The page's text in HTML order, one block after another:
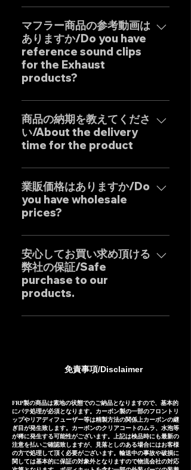
弊社ワンオフマフラーブラン
ド"GOAT STRADA"は究極のサウ
ンドをモットーとしたエキゾース
トシステムです。 日本人の"もの
づくり"の感覚と自社工場専属日本
人デザイナーによる妥協のない設
コストパフォーマンスを実現した
商品となります。 Our custom
one-off muffler brand "GOAT
STRADA" is an exhaust system
with the motto of achieving the
ultimate sound. It is a product
that combines the Japanese
"monozukuri" (craftsmanship)
design by our dedicated in-
house Japanese designers,
ensuring high precision and
outstanding cost
performance.
マフラー商品の参考動画は
ありますか/Do you have
reference sound clips
for the Exhaust
products?
はい、弊社のマフラーは国内のお
客様はもとより世界中のお客様に
広くご販売しておりますので動画
に関しましては個別的にお問い合
only to domestic customers
but to customers around the
world. For sound clips, please
feel free to contact us
individually.
商品の納期を教えてくださ
い/About the delivery
time for the product
弊社のマフラーはお客様のご要望
に最大限応えるべく完全にテーラ
ーメイドの受注生産となりますの
で、一部の商品を除き通常の納期
りますので発送地域により前後致
します。 ・ステンレス製マフラ
ー：25-30日前後 ・チタン製マフ
ラー：35-40日前後 Our Exhaust
are basically tailor-made to
times are as follows. *The
guide including domestic
delivery days in japan, and may
vary depending on the
shipping country. Stainless
steel Exhaust system:
業販価格はありますか/Do
you have wholesale
prices?
業販価格ほぼ全ての商品に設定し
ておりますのでお気軽にご相談く
ださいませ。 Wholesale prices
are set for almost all products,
so please feel free to inquire.
安心してお買い求め頂ける
弊社の保証/Safe
purchase to our
products.
弊社のマフラーは国内外のお客様
密に製作されておりますが、万が
一微調整ができずに取り付けが出
商品の瑕疵などに対しましては代
替品やご返金(返金額はケースバイ
ケース)にてご対応させて頂いてお
ります。 Our exhaust systems
are sold to numerous
免責事項/Disclaimer
FRP製の商品は素地の状態でのご納品となりますので、基本的
にパテ処理が必須となります。カーボン製の一部のフロントリ
ップやリアディフューザー等は精製方法の関係上カーボンの継
ぎ目が発生致します。カーボンのクリアコートのムラ、水泡等
が稀に発生する可能性がございます。上記は検品時にも最新の
注意を払いご確認致しますが、見落としのある場合にはお客様
の方で処理して頂く必要がございます。輸送中の事故や破損に
関しては基本的に保証の対象外となりますので物流会社の対応